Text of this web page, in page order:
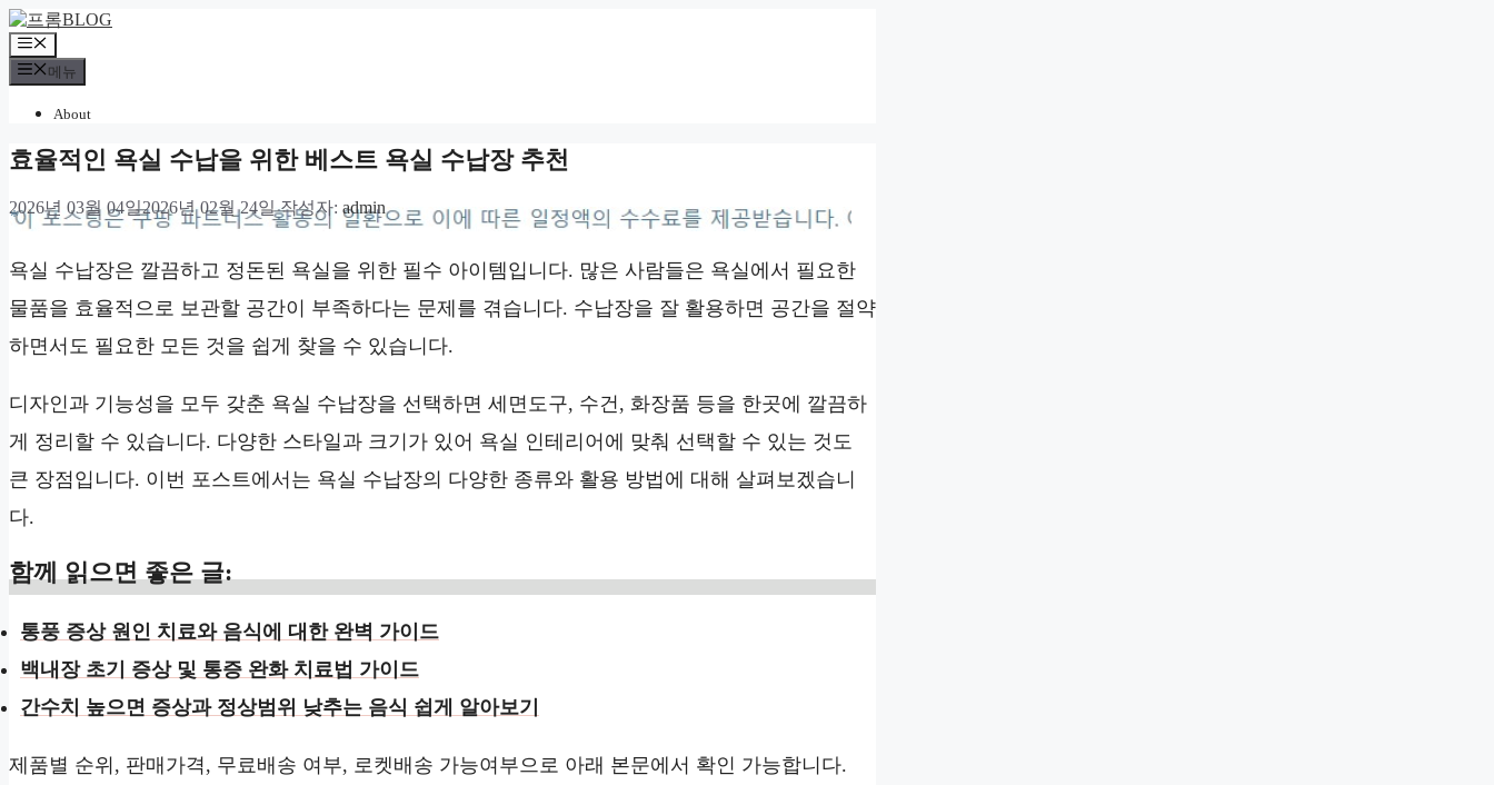
컨
텐
츠
로
뛰
메
뉴
메뉴
About
효율적인 욕실 수납을 위한 베스트 욕실 수납장 추천
2026년 03월 04일2026년 02월 24일 작성자: admin
*
욕실 수납장은 깔끔하고 정돈된 욕실을 위한 필수 아이템입니다. 많은 사람들은 욕실에서 필요한
물품을 효율적으로 보관할 공간이 부족하다는 문제를 겪습니다. 수납장을 잘 활용하면 공간을 절약
하면서도 필요한 모든 것을 쉽게 찾을 수 있습니다.
디자인과 기능성을 모두 갖춘 욕실 수납장을 선택하면 세면도구, 수건, 화장품 등을 한곳에 깔끔하
게 정리할 수 있습니다. 다양한 스타일과 크기가 있어 욕실 인테리어에 맞춰 선택할 수 있는 것도
큰 장점입니다. 이번 포스트에서는 욕실 수납장의 다양한 종류와 활용 방법에 대해 살펴보겠습니
다.
함께 읽으면 좋은 글:
통풍 증상 원인 치료와 음식에 대한 완벽 가이드
백내장 초기 증상 및 통증 완화 치료법 가이드
간수치 높으면 증상과 정상범위 낮추는 음식 쉽게 알아보기
제품별 순위, 판매가격, 무료배송 여부, 로켓배송 가능여부으로 아래 본문에서 확인 가능합니다.